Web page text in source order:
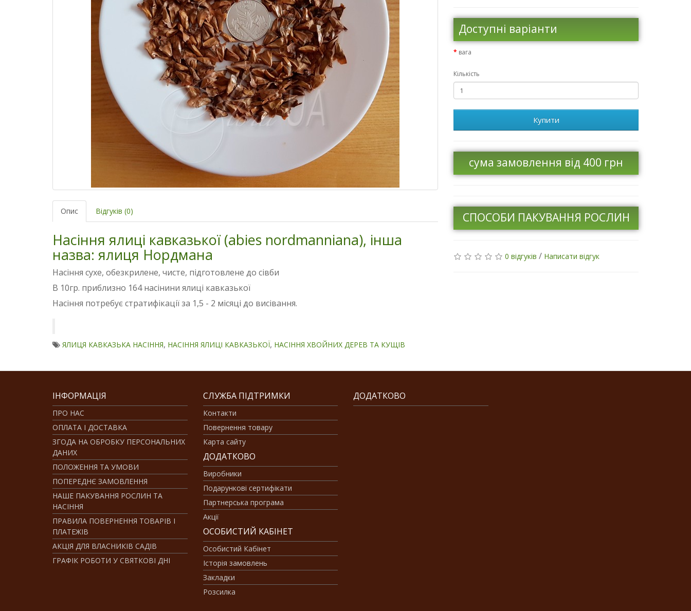
Опис Відгуків (0)
Насіння ялиці кавказької (abies nordmanniana), інша
назва: ялиця Нордмана
Насіння сухе, обезкрилене, чисте, підготовлене до сівби
В 10гр. приблизно 164 насінини ялиці кавказької
Насіння потребує стратифікації за 1,5 - 2 місяці до висівання.
Доступні варіанти
вага
Кількість
Купити
сума замовлення від 400 грн
СПОСОБИ ПАКУВАННЯ РОСЛИН
0 відгуків / Написати відгук
ЯЛИЦЯ КАВКАЗЬКА НАСІННЯ, НАСІННЯ ЯЛИЦІ КАВКАЗЬКОЇ, НАСІННЯ ХВОЙНИХ ДЕРЕВ ТА КУЩІВ
ІНФОРМАЦІЯ
ПРО НАС
ОПЛАТА І ДОСТАВКА
ЗГОДА НА ОБРОБКУ ПЕРСОНАЛЬНИХ
ДАНИХ
ПОЛОЖЕННЯ ТА УМОВИ
ПОПЕРЕДНЄ ЗАМОВЛЕННЯ
НАШЕ ПАКУВАННЯ РОСЛИН ТА
НАСІННЯ
ПРАВИЛА ПОВЕРНЕННЯ ТОВАРІВ І
ПЛАТЕЖІВ
АКЦІЯ ДЛЯ ВЛАСНИКІВ САДІВ
ГРАФІК РОБОТИ У СВЯТКОВІ ДНІ
СЛУЖБА ПІДТРИМКИ
Контакти
Повернення товару
Карта сайту
ДОДАТКОВО
Виробники
Подарункові сертифікати
Партнерська програма
Акції
ОСОБИСТИЙ КАБІНЕТ
Особистий Кабінет
Історія замовлень
Закладки
Розсилка
ДОДАТКОВО